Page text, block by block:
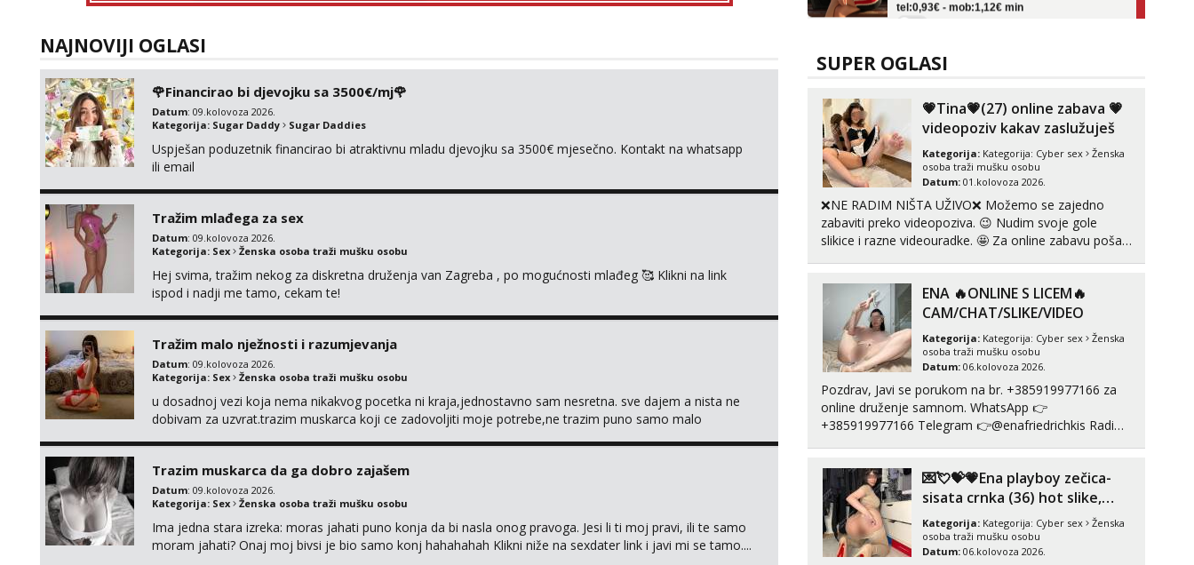
NAJNOVIJI OGLASI
🌹Financirao bi djevojku sa 3500€/mj🌹
Datum: 09.kolovoza 2026.
Kategorija: Sugar Daddy Sugar Daddies
Uspješan poduzetnik financirao bi atraktivnu mladu djevojku sa 3500€ mjesečno. Kontakt na whatsapp
ili email
Tražim mlađega za sex
Datum: 09.kolovoza 2026.
Kategorija: Sex Ženska osoba traži mušku osobu
Hej svima, tražim nekog za diskretna druženja van Zagreba , po mogućnosti mlađeg 🥰 Klikni na link
ispod i nadji me tamo, cekam te!
Tražim malo nježnosti i razumjevanja
Datum: 09.kolovoza 2026.
Kategorija: Sex Ženska osoba traži mušku osobu
u dosadnoj vezi koja nema nikakvog pocetka ni kraja,jednostavno sam nesretna. sve dajem a nista ne
dobivam za uzvrat.trazim muskarca koji ce zadovoljiti moje potrebe,ne trazim puno samo malo
Trazim muskarca da ga dobro zajašem
Datum: 09.kolovoza 2026.
Kategorija: Sex Ženska osoba traži mušku osobu
Ima jedna stara izreka: moras jahati puno konja da bi nasla onog pravoga. Jesi li ti moj pravi, ili te samo
moram jahati? Onaj moj bivsi je bio samo konj hahahahah Klikni niže na sexdater link i javi mi se tamo....
Obavijesti me kada se oslobodi
Razgovaram :)
Obavijesti me kada se oslobodi
Anđela
Čekam tvoj poziv!
Tel:
tel:0,93€ - mob:1,12€ min
Liliana
Tel:
tel:0,93€ - mob:1,12€ min
Obavijesti me kada se oslobodi
Margareta
Razgovaram :)
Tel:064/677-677- Kod: #121
tel:0,93€ - mob:1,12€ min
Obavijesti me kada se oslobodi
Razgovaram :)
Tel: 064/677-677- Kod: #106
Obavijesti me kada se oslobodi
SUPER OGLASI
💗Tina💗(27) online zabava 💗
videopoziv kakav zaslužuješ
Kategorija: Kategorija: Cyber sex
Ženska
osoba traži mušku osobu
Datum: 01.kolovoza 2026.
❌NE RADIM NIŠTA UŽIVO❌ Možemo se zajedno
zabaviti preko videopoziva. 😉 Nudim svoje gole
slikice i razne videouradke. 🤩 Za online zabavu pošalji
vidjeti na videopozivu. 😉 S vama sam vec 5 ...
ENA 🔥ONLINE S LICEM🔥
CAM/CHAT/SLIKE/VIDEO
Kategorija: Kategorija: Cyber sex
Ženska
osoba traži mušku osobu
Datum: 06.kolovoza 2026.
Pozdrav, Javi se porukom na br. +385919977166 za
online druženje samnom. WhatsApp 👉
+385919977166 Telegram 👉@enafriedrichkis Radim
štikle, samostojeće itd. Nudim svakakva videa seksa,
puš...
💌💘💝💗Ena playboy zečica-
sisata crnka (36) hot slike,
videa i c2c💗
Kategorija: Kategorija: Cyber sex
Ženska
osoba traži mušku osobu
Datum: 06.kolovoza 2026.